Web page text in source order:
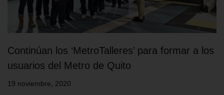
Continúan los ‘MetroTalleres’ para formar a los
usuarios del Metro de Quito
19 noviembre, 2020